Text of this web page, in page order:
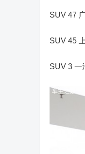
SUV 47
SUV 45
SUV 3 一